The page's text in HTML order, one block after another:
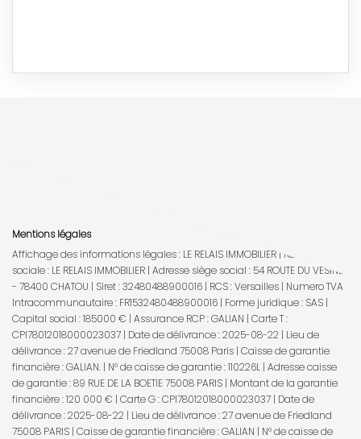
Mentions légales
Affichage des informations légales : LE RELAIS IMMOBILIER | Raison
sociale : LE RELAIS IMMOBILIER | Adresse siège social : 54 ROUTE DU VESINET
- 78400 CHATOU | Siret : 32480488900016 | RCS : Versailles | Numero TVA
Intracommunautaire : FR1532480488900016 | Forme juridique : SAS |
Capital social : 185000 € | Assurance RCP : GALIAN | Carte T :
CPI78012018000023037 | Date de délivrance : 2025-08-22 | Lieu de
délivrance : 27 avenue de Friedland 75008 Paris | Caisse de garantie
financière : GALIAN. | N° de caisse de garantie : 110226L | Adresse caisse
de garantie : 89 RUE DE LA BOETIE 75008 PARIS | Montant de la garantie
financière : 120 000 € | Carte G : CPI78012018000023037 | Date de
délivrance : 2025-08-22 | Lieu de délivrance : 27 avenue de Friedland
75008 PARIS | Caisse de garantie financière : GALIAN | N° de caisse de